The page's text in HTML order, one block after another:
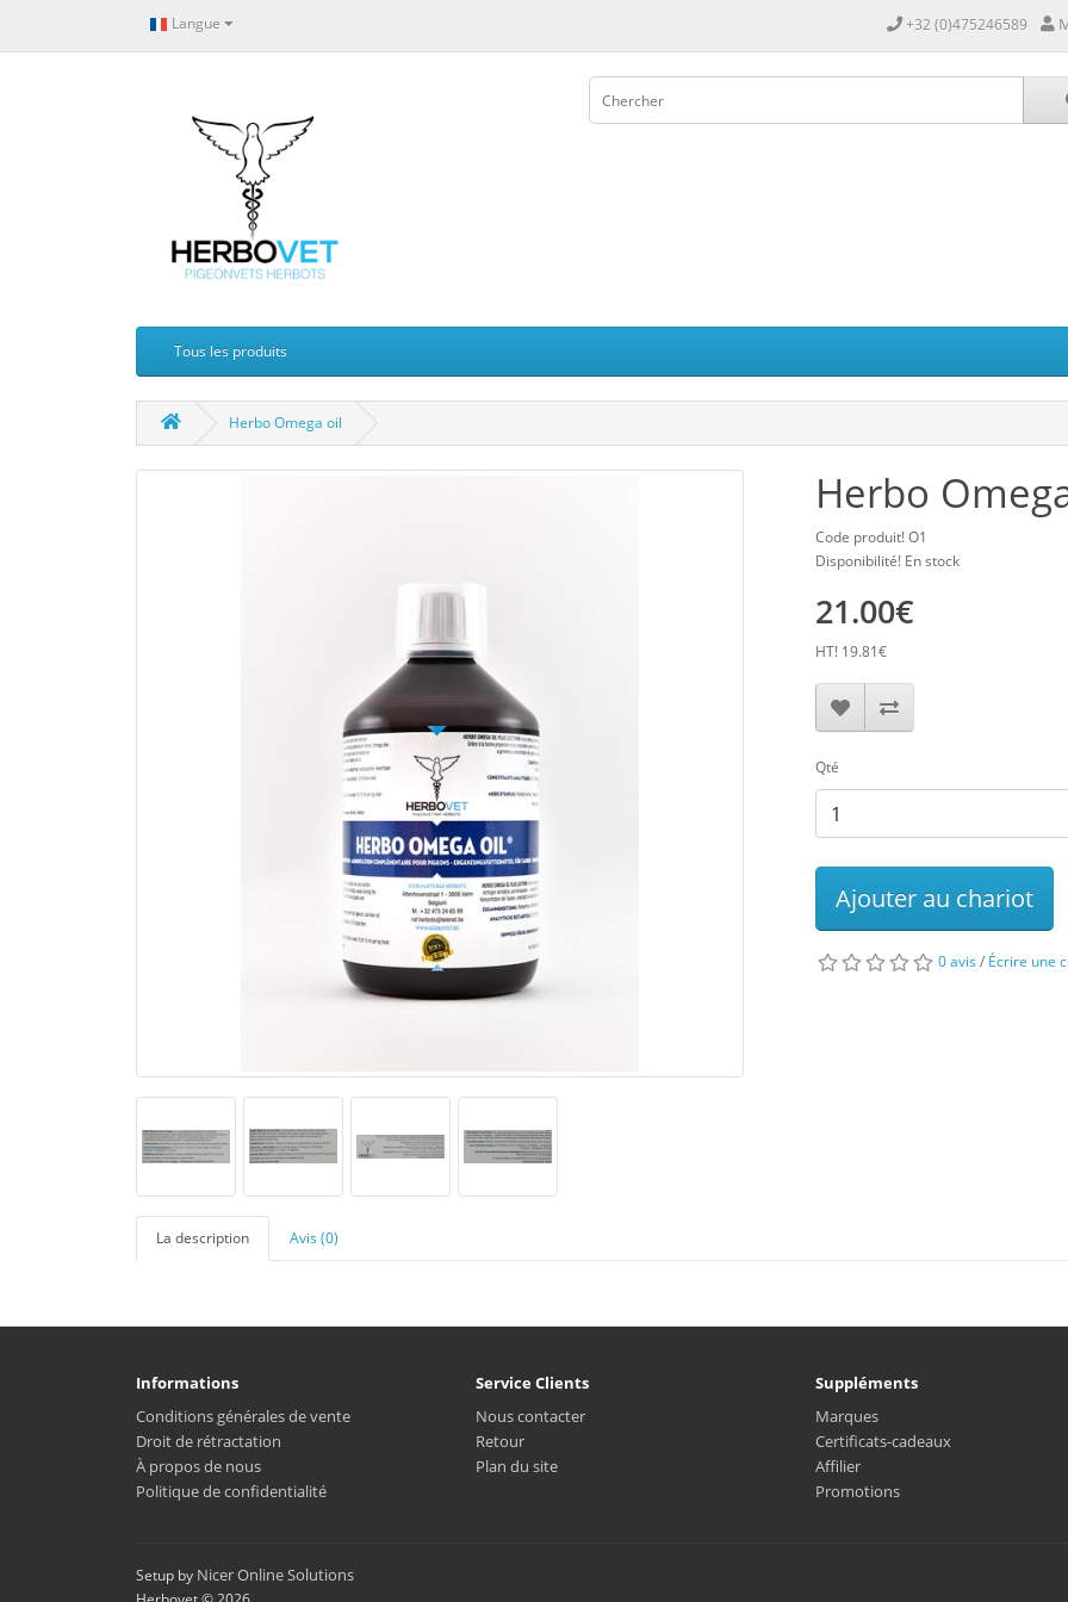
Langue +32 (0)475246589
Tous les produits
Herbo Omega oil
Herbo
Code produit! O1
Disponibilité! En stock
21.00€
HT! 19.81€
Qté
Ajouter au chariot
0 avis/ Écrire une
La description Avis (0)
Informations
Conditions générales de vente
Droit de rétractation
À propos de nous
Politique de confidentialité
Service Clients
Nous contacter
Retour
Plan du site
Suppléments
Marques
Certificats-cadeaux
Affilier
Promotions
Setup by Nicer Online Solutions